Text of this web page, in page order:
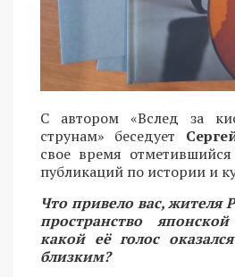
С автором «Вслед за
струнам» беседует
свое время
публикаций по истории и
Что привело вас, жителя
пространство
какой её голос
близким?